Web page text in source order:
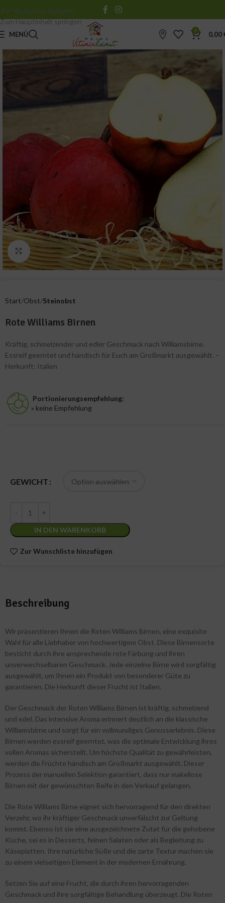
Zur Navigation springen
Zum Hauptinhalt springen
MENÜ 0 0,00
Zum Vergrößern klicken
Start Obst Steinobst
Rote Williams Birnen
Kräftig, schmelzender und edler Geschmack nach Williamsbirne.
Essreif geerntet und händisch für Euch am Großmarkt ausgewählt. –
Herkunft: Italien
Portionierungsempfehlung:
» keine Empfehlung
GEWICHT
IN DEN WARENKORB
Zur Wunschliste hinzufügen
Beschreibung
Wir präsentieren Ihnen die Roten Williams Birnen, eine exquisite
Wahl für alle Liebhaber von hochwertigem Obst. Diese Birnensorte
besticht durch ihre ansprechende rote Färbung und ihren
unverwechselbaren Geschmack. Jede einzelne Birne wird sorgfältig
ausgewählt, um Ihnen ein Produkt von besonderer Güte zu
garantieren. Die Herkunft dieser Frucht ist Italien.
Der Geschmack der Roten Williams Birnen ist kräftig, schmelzend
und edel. Das intensive Aroma erinnert deutlich an die klassische
Williamsbirne und sorgt für ein vollmundiges Genusserlebnis. Diese
Birnen werden essreif geerntet, was die optimale Entwicklung ihres
vollen Aromas sicherstellt. Um höchste Qualität zu gewährleisten,
werden die Früchte händisch am Großmarkt ausgewählt. Dieser
Prozess der manuellen Selektion garantiert, dass nur makellose
Birnen mit der gewünschten Reife in den Verkauf gelangen.
Die Rote Williams Birne eignet sich hervorragend für den direkten
Verzehr, wo ihr kräftiger Geschmack unverfälscht zur Geltung
kommt. Ebenso ist sie eine ausgezeichnete Zutat für die gehobene
Küche, sei es in Desserts, feinen Salaten oder als Begleitung zu
Käseplatten. Ihre natürliche Süße und die zarte Textur machen sie
zu einem vielseitigen Element in der modernen Ernährung.
Setzen Sie auf eine Frucht, die durch ihren hervorragenden
Geschmack und ihre sorgfältige Behandlung überzeugt. Die Roten